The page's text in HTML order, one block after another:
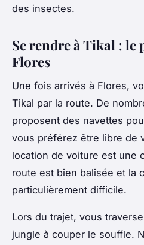
des insectes.
Se rendre à Tikal : le
Flores
Une fois arrivés à Flores,
Tikal par la route. De
proposent des navettes
vous préférez être libre de
location de voiture est une
route est bien balisée et la
particulièrement difficile.
Lors du trajet, vous
jungle à couper le souffle.